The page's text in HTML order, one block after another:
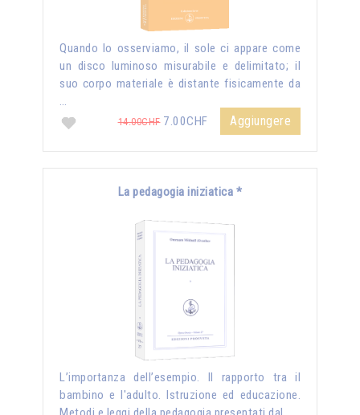
Quando lo osserviamo, il sole ci appare come
un disco luminoso misurabile e delimitato; il
suo corpo materiale è distante fisicamente da
…
14.00CHF7.00CHF Aggiungere
La pedagogia iniziatica *
L’importanza dell’esempio. Il rapporto tra il
bambino e l'adulto. Istruzione ed educazione.